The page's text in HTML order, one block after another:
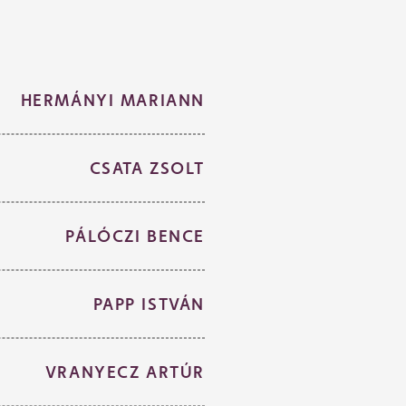
HERMÁNYI MARIANN
CSATA ZSOLT
PÁLÓCZI BENCE
PAPP ISTVÁN
VRANYECZ ARTÚR